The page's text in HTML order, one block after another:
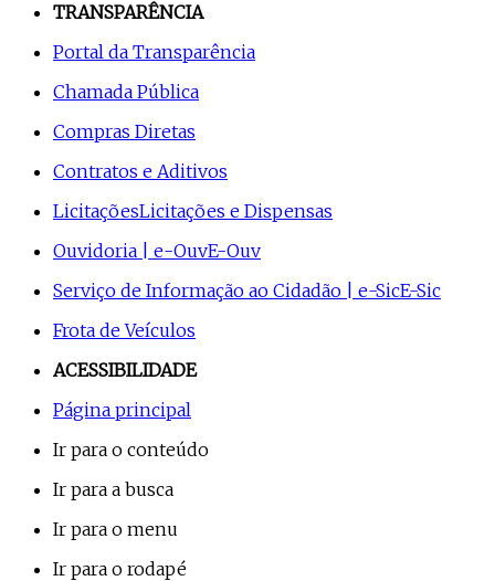
TRANSPARÊNCIA
Portal da Transparência
Chamada Pública
Compras Diretas
Contratos e Aditivos
LicitaçõesLicitações e Dispensas
Ouvidoria | e-OuvE-Ouv
Serviço de Informação ao Cidadão | e-SicE-Sic
Frota de Veículos
ACESSIBILIDADE
Página principal
Ir para o conteúdo
Ir para a busca
Ir para o menu
Ir para o rodapé